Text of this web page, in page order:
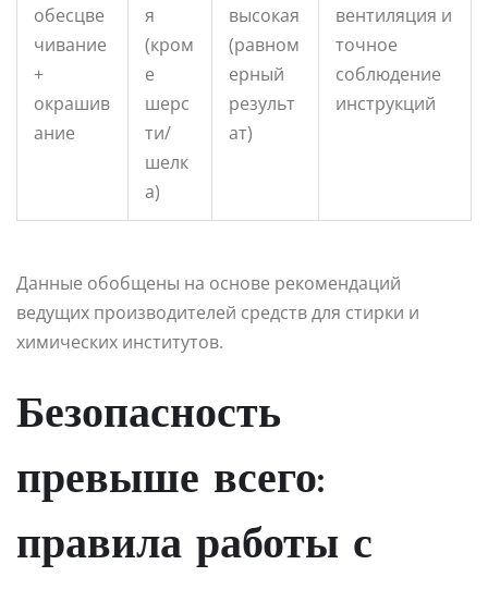
обесцве
чивание
+
окрашив
ание
я
(кром
е
шерс
ти/
шелк
а)
высокая
(равном
ерный
результ
ат)
вентиляция и
точное
соблюдение
инструкций
Данные обобщены на основе рекомендаций
ведущих производителей средств для стирки и
химических институтов.
Безопасность
превыше всего:
правила работы с